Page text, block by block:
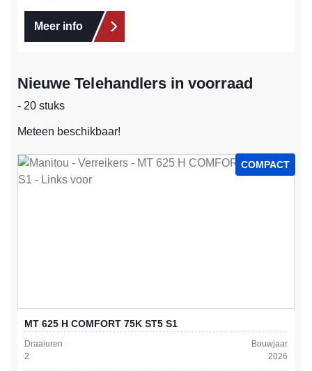
Meer info
Nieuwe Telehandlers in voorraad
- 20 stuks
Meteen beschikbaar!
COMPACT
MT 625 H COMFORT 75K ST5 S1
Draaiuren
2
Bouwjaar
2026